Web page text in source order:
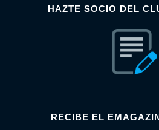
HAZTE SOCIO DEL
RECIBE EL